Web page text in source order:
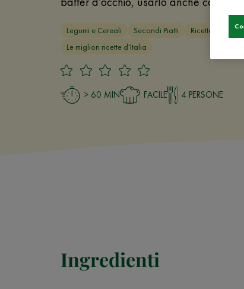
Legumi e Cereali Secondi Piatti
Ricette
Le migliori ricette d'Italia
> 60 MIN FACILE 4 PERSONE
Ingredienti